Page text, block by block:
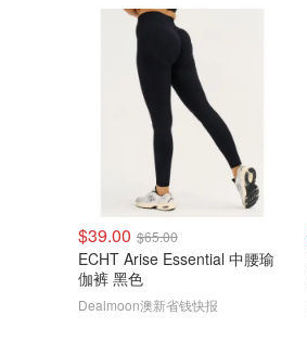
$39.00 $65.00
ECHT Arise Essential 中腰瑜
伽裤 黑色
Dealmoon澳新省钱快报